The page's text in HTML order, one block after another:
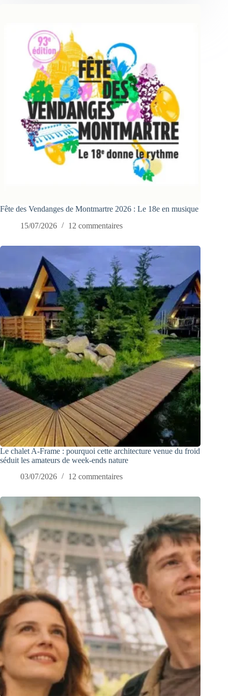
Fête des Vendanges de Montmartre 2026 : Le 18e en musique
15/07/2026
12 commentaires
Le chalet A-Frame : pourquoi cette architecture venue du froid
séduit les amateurs de week-ends nature
03/07/2026
12 commentaires